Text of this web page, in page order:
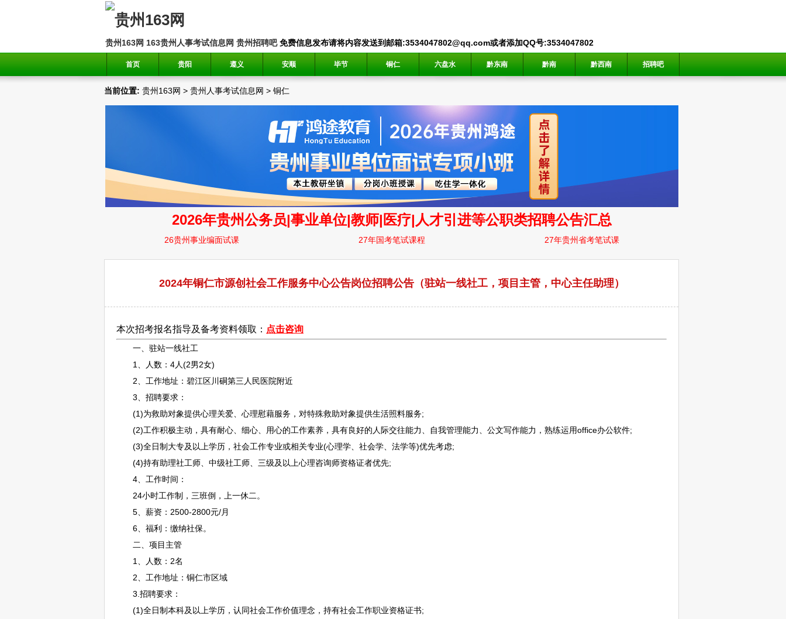
贵州163网 163贵州人事考试信息网 贵州招聘吧免费信息发布请将内容发送到邮箱:3534047802@qq.com或者添加QQ号:3534047802
首页 贵阳 遵义 安顺 毕节 铜仁 六盘水 黔东南 黔南 黔西南 招聘吧
当前位置: 贵州163网 > 贵州人事考试信息网 > 铜仁
2024年铜仁市源创社会工作服务中心公告岗位招聘公告（驻站一线社工，项目主管，中心主任助理）
本次招考报名指导及备考资料领取： 点击咨询
一、驻站一线社工
1、人数：4人(2男2女)
2、工作地址： 碧江区川硐第三人民医院附近
3、 招聘要求：
(1)为救助对象提供心理关爱、心理慰藉服务，对特殊救助对象提供生活照料服务;
(2)工作积极主动，具有耐心、细心、用心的工作素养，具有良好的人际交往能力、自我管理能力、公文写作能力，熟练运用office办公软件;
(3)全日制大专及以上学历，社会工作专业或相关专业(心理学、社会学、法学等)优先考虑;
(4)持有助理社工师、中级社工师、三级及以上心理咨询师资格证者优先;
4、工作时间：
24小时工作制，三班倒，上一休二。
5、薪资：2500-2800元/月
6、福利：缴纳社保。
二、项目主管
1、人数：2名
2、工作地址： 铜仁市区域
3. 招聘要求：
(1)全日制本科及以上学历，认同社会工作价值理念，持有社会工作职业资格证书;